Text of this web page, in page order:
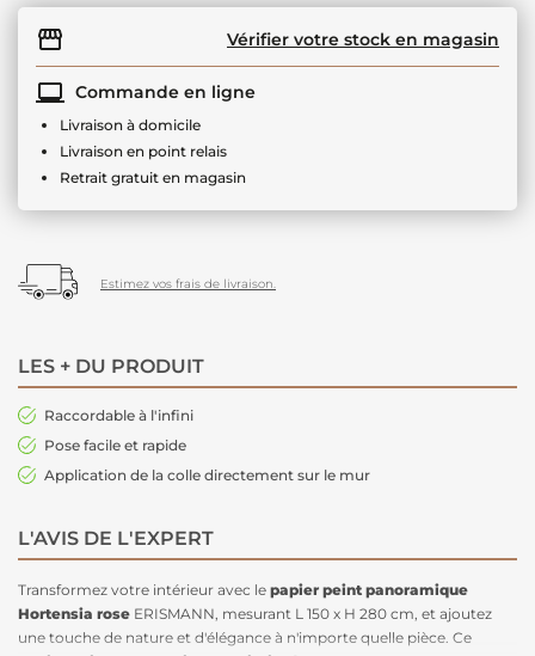
Vérifier votre stock en magasin
Commande en ligne
Livraison à domicile
Livraison en point relais
Retrait gratuit en magasin
Estimez vos frais de livraison.
LES + DU PRODUIT
Raccordable à l'infini
Pose facile et rapide
Application de la colle directement sur le mur
L'AVIS DE L'EXPERT
Transformez votre intérieur avec le papier peint panoramique
Hortensia rose ERISMANN, mesurant L 150 x H 280 cm, et ajoutez
une touche de nature et d'élégance à n'importe quelle pièce. Ce